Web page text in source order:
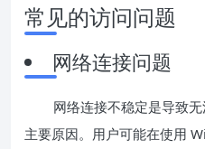
常见的访问问题
网络连接问题
网络连接不稳定是导致
主要原因。用户可能在使用